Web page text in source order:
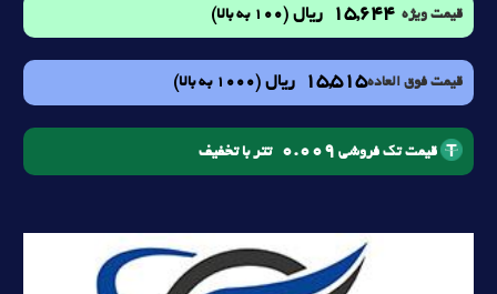
قیمت ویژه 15,644 ریال (100 به بالا)
قیمت فوق العاده15,515 ریال (1000 به بالا)
قیمت تک فروشی 0.009 تتر با تخفیف